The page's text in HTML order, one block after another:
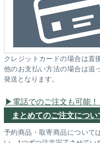
クレジットカードの場合は直
他のお支払い方法の場合は追
発送となります。
電話でのご注文も可能
まとめてのご注文につ
予約商品・取寄商品について